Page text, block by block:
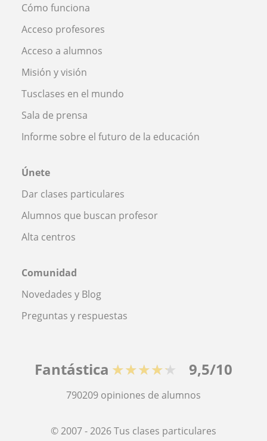
Cómo funciona
Acceso profesores
Acceso a alumnos
Misión y visión
Tusclases en el mundo
Sala de prensa
Informe sobre el futuro de la educación
Únete
Dar clases particulares
Alumnos que buscan profesor
Alta centros
Comunidad
Novedades y Blog
Preguntas y respuestas
Fantástica ★★★★★ 9,5/10
790209 opiniones de alumnos
© 2007 - 2026 Tus clases particulares